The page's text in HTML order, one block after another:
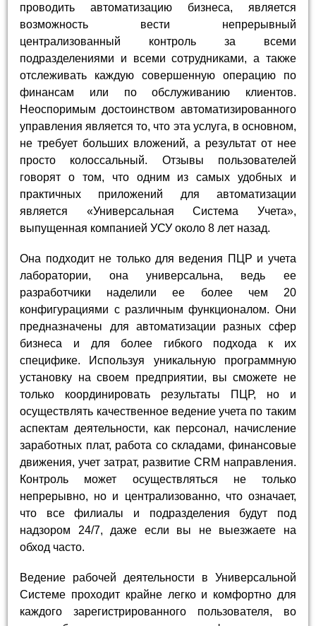
проводить автоматизацию бизнеса, является
возможность вести непрерывный
централизованный контроль за всеми
подразделениями и всеми сотрудниками, а также
отслеживать каждую совершенную операцию по
финансам или по обслуживанию клиентов.
Неоспоримым достоинством автоматизированного
управления является то, что эта услуга, в основном,
не требует больших вложений, а результат от нее
просто колоссальный. Отзывы пользователей
говорят о том, что одним из самых удобных и
практичных приложений для автоматизации
является «Универсальная Система Учета»,
выпущенная компанией УСУ около 8 лет назад.
Она подходит не только для ведения ПЦР и учета
лаборатории, она универсальна, ведь ее
разработчики наделили ее более чем 20
конфигурациями с различным функционалом. Они
предназначены для автоматизации разных сфер
бизнеса и для более гибкого подхода к их
специфике. Используя уникальную программную
установку на своем предприятии, вы сможете не
только координировать результаты ПЦР, но и
осуществлять качественное ведение учета по таким
аспектам деятельности, как персонал, начисление
заработных плат, работа со складами, финансовые
движения, учет затрат, развитие CRM направления.
Контроль может осуществляться не только
непрерывно, но и централизованно, что означает,
что все филиалы и подразделения будут под
надзором 24/7, даже если вы не выезжаете на
обход часто.
Ведение рабочей деятельности в Универсальной
Системе проходит крайне легко и комфортно для
каждого зарегистрированного пользователя, во